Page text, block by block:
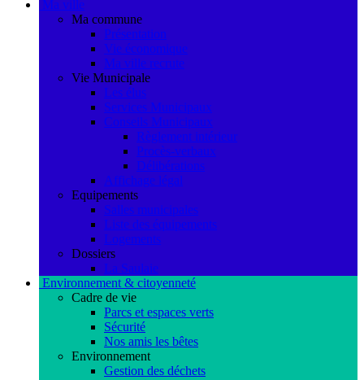
Ma ville
Ma commune
Présentation
Vie économique
Ma ville recrute
Vie Municipale
Les élus
Services Municipaux
Conseils Municipaux
Règlement intérieur
Procès-verbaux
Délibérations
Affichage légal
Equipements
Salles municipales
Liste des équipements
Logements
Dossiers
La Saulaie
Environnement & citoyenneté
Cadre de vie
Parcs et espaces verts
Sécurité
Nos amis les bêtes
Environnement
Gestion des déchets